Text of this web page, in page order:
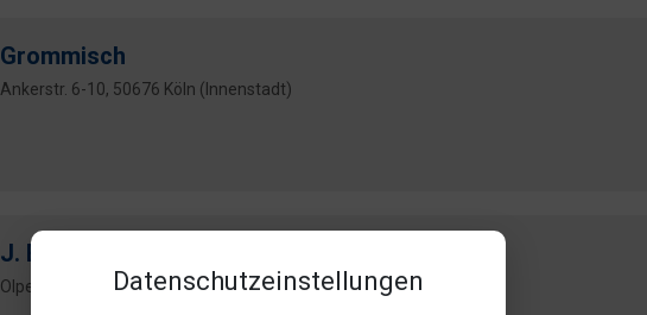
Datenschutzeinstellungen
Grommisch
Ankerstr. 6-10, 50676 Köln (Innenstadt)
J. Bliersbach GmbH
Olpener Str. 750, 51109 Köln (Brück)